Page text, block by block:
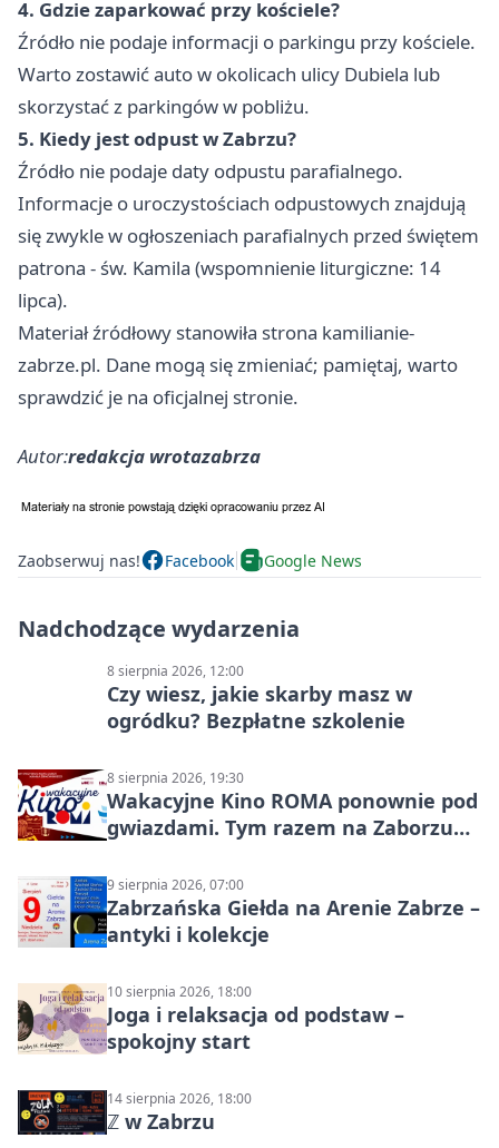
4. Gdzie zaparkować przy kościele?
Źródło nie podaje informacji o parkingu przy kościele.
Warto zostawić auto w okolicach ulicy Dubiela lub
skorzystać z parkingów w pobliżu.
5. Kiedy jest odpust w Zabrzu?
Źródło nie podaje daty odpustu parafialnego.
Informacje o uroczystościach odpustowych znajdują
się zwykle w ogłoszeniach parafialnych przed świętem
patrona - św. Kamila (wspomnienie liturgiczne: 14
lipca).
Materiał źródłowy stanowiła strona kamilianie-
zabrze.pl. Dane mogą się zmieniać; pamiętaj, warto
sprawdzić je na oficjalnej stronie.
Autor:redakcja wrotazabrza
Zaobserwuj nas! Facebook Google News
Nadchodzące wydarzenia
8 sierpnia 2026, 12:00
Czy wiesz, jakie skarby masz w
ogródku? Bezpłatne szkolenie
8 sierpnia 2026, 19:30
Wakacyjne Kino ROMA ponownie pod
gwiazdami. Tym razem na Zaborzu
9 sierpnia 2026, 07:00
Zabrzańska Giełda na Arenie Zabrze –
antyki i kolekcje
10 sierpnia 2026, 18:00
Joga i relaksacja od podstaw –
spokojny start
14 sierpnia 2026, 18:00
ℤ w Zabrzu